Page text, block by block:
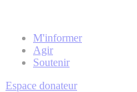
M'informer
Agir
Soutenir
Espace donateur